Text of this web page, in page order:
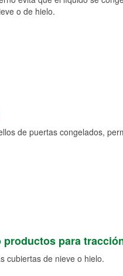
o de hielo.
de puertas congelados,
productos para
cubiertas de nieve o hielo.